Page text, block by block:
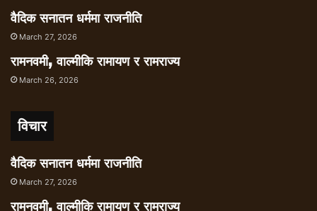
वैदिक सनातन धर्ममा राजनीति
March 27, 2026
रामनवमी, वाल्मीकि रामायण र रामराज्य
March 26, 2026
विचार
वैदिक सनातन धर्ममा राजनीति
March 27, 2026
रामनवमी, वाल्मीकि रामायण र रामराज्य